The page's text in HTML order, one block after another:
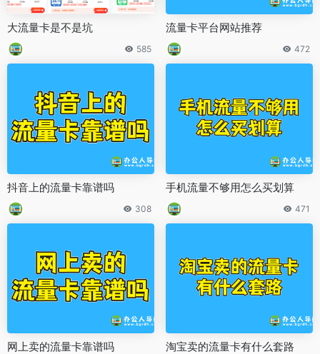
大流量卡是不是坑
585
流量卡平台网站推荐
472
抖音上的流量卡靠谱吗
308
手机流量不够用怎么买划算
471
网上卖的流量卡靠谱吗 淘宝卖的流量卡有什么套路